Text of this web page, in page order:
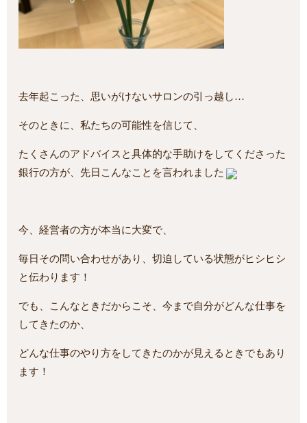
去年起こった、思いがけないサロンの引っ越し…
そのときに、私たちの可能性を信じて、
たくさんのアドバイスと具体的な手助けをしてくださった
銀行の方が、先日こんなことを言われました
今、経営者の方が本当に大変で、
毎日その問い合わせがあり、切迫している状態がヒシヒシ
と伝わります！
でも、こんなときだからこそ、今まで自分がどんな仕事を
してきたのか、
どんな仕事のやり方をしてきたのかが見えるときでもあり
ます！